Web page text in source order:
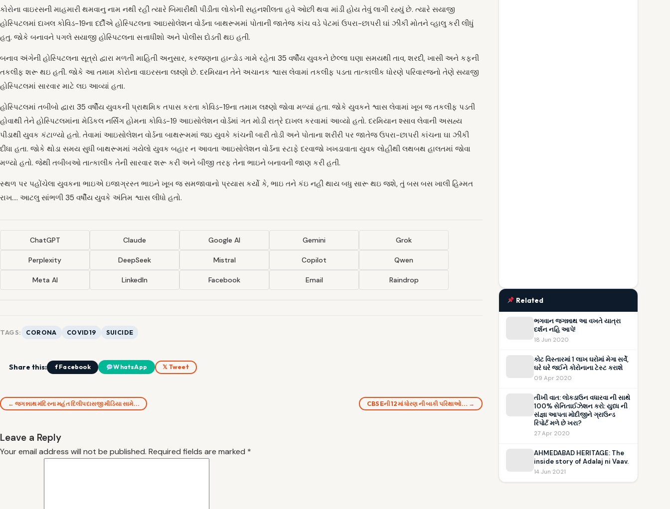
કોરોના વાઇરસની માહમારી થમવાનુ નામ નથી રહીં ત્યારે બિમારીથી પીડીતા લોકોની સહનશીલતા હવે ઓછી થવા માંડી હોય તેવું લાગી રહ્યું છે. ત્યારે સયાજી
હોસ્પિટલમાં દાખલ કોવિડ-19ના દર્દીએ હોસ્પિટલના આઇસોલેશન વોર્ડના બાથરૂમમાં પોતાની જાતેજ કાંચ વડે પેટમાં ઉપરા-છાપરી ઘાં ઝીંકી મોતને વ્હાલુ કરી લીધું
હતુ. જોકે બનાવને પગલે સયાજી હોસ્પિટલના સત્તાધીશો અને પોલીસ દોડતી થઇ હતી.
બનાવ અંગેની હોસ્પિટલના સૂત્રો દ્વારા મળતી માહિતી અનુસાર, કરજણના હાન્ડોડ ગામે રહેતા 35 વર્ષીય યુવકને છેલ્લા ઘણા સમયથી તાવ, શરદી, ખાસી અને કફની
તકલીફ શરૂ થઇ હતી. જોકે આ તમામ કોરોના વાઇરસના લક્ષ્ણો છે. દરમિયાન તેને અચાનક શ્વાસ લેવામાં તકલીફ પડતા તાત્કાલીક ધોરણે પરિવારજનો તેણે સયાજી
હોસ્પિટલમાં સારવાર માટે લઇ આવ્યાં હતા.
હોસ્પિટલમાં તબીબો દ્વારા 35 વર્ષીય યુવકની પ્રાથમિક તપાસ કરતા કોવિડ-19ના તમામ લક્ષ્ણો જોવા મળ્યાં હતા. જોકે યુવકને શ્વાસ લેવામાં ખૂબ જ તકલીફ પડતી
હોવાથી તેને હોસ્પિટલમાંના મેડિકલ નર્સિંગ હોમના કોવિડ-19 આઇસોલેશન વોર્ડમાં ગત મોડી રાત્રે દાખલ કરવામાં આવ્યો હતો. દરમિયાન શ્સાવ લેવાની અસહ્ય
પીડાથી યુવક કંટાળ્યો હતો. તેવામાં આઇસોલેશન વોર્ડના બાથરૂમમાં જઇ યુવકે કાંચની બારી તોડી અને પોતાના શરીરી પર જાતેજ ઉપરા-છાપરી કાંચના ઘા ઝીંકી
દીધા હતા. જોકે થોડા સમય સુધી બાથરૂમમાં ગયેલો યુવક બહાર ન આવતા આઇસોલેશન વોર્ડના સ્ટાફે દરવાજો ખખડાવાતા યુવક લોહીથી લથબથ હાલતમાં જોવા
મળ્યો હતો. જેથી તબીબઓ તાત્કાલીક તેની સારવાર શરૂ કરી અને બીજી તરફ તેના ભાઇને બનાવની જાણ કરી હતી.
સ્થળ પર પહોંચેલા યુવકના ભાઇએ ઇજાગ્રસ્ત ભાઇને ખૂબ જ સમજાવાનો પ્રયાસ કર્યો કે, ભાઇ તને કંઇ નહીં થાય બધુ સારૂ થઇ જશે, તું બસ બસ ખાલી હિમ્મત
રાખ…. આટલુ સાંભળી 35 વર્ષીય યુવકે અંતિમ શ્વાસ લીધો હતો.
ChatGPT Claude Google AI Gemini Grok
Perplexity DeepSeek Mistral Copilot Qwen
Meta AI LinkedIn Facebook Email Raindrop
TAGS: CORONA COVID19 SUICIDE
Share this: f Facebook WhatsApp 𝕏 Tweet
← જગન્નાથ મંદિરના મહંત દિલીપદાસજી મીડિયા સામે… CBSEની 12માં ધોરણ ની બાકી પરિક્ષાઓ… →
Leave a Reply
Your email address will not be published. Required fields are marked *
Related
ભગવાન જગન્નાથ આ વખતે યાત્રા
દર્શન નહિ આપે!
18 Jun 2020
કોટ વિસ્તારમાં 1 લાખ ઘરોમાં મેગા સર્વે,
ઘરે ઘરે જઈને કોરોનાના ટેસ્ટ કરાશે
09 Apr 2020
તીખી વાત: લોકડાઉન વધારવા ની સાથે
100% સેનિતાઈઝેશન કરો: યુધ્ધ ની
સંજ્ઞા આપતા મોદીજીને ગ્રાઉન્ડ
રિપોર્ટ મળે છે ખરા?
27 Apr 2020
AHMEDABAD HERITAGE: The
inside story of Adalaj ni Vaav.
14 Jun 2021